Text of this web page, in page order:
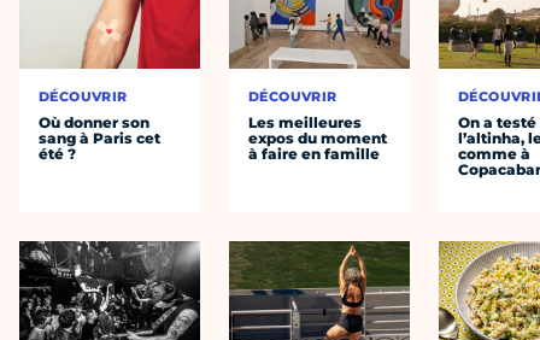
DÉCOUVRIR
Où donner son
sang à Paris cet
été ?
DÉCOUVRIR
Les meilleures
expos du moment
à faire en famille
On a testé
l’altinha,
comme à